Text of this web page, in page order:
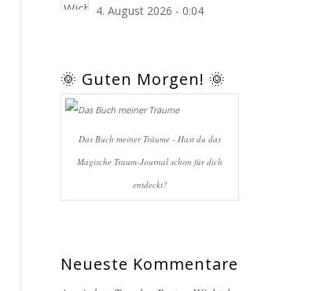
4. August 2026 - 0:04
🌞 Guten Morgen! 🌞
Das Buch meiner Träume - Hast du das
Magische Traum-Journal schon für dich
entdeckt?
Neueste Kommentare